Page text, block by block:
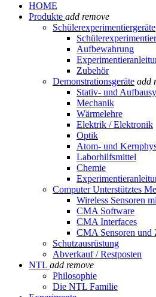
HOME
Produkte add remove
Schülerexperimentiergeräte
Aufbewahrung
Zubehör
Demonstrationsgeräte add
Stativ- und
Mechanik
Wärmelehre
Elektrik / Elektronik
Optik
Atom- und
Laborhilfsmittel
Chemie
Computer Unterstütztes
Wireless Sensoren
CMA Software
CMA Interfaces
CMA Sensoren und
Schutzausrüstung
Abverkauf / Restposten
NTL add remove
Philosophie
Die NTL Familie